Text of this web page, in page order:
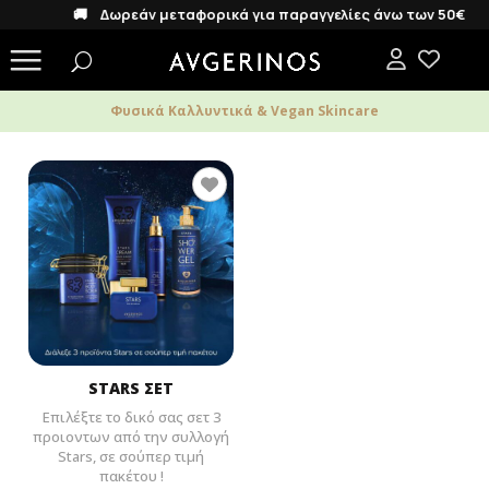
🚚 Δωρεάν μεταφορικά για παραγγελίες άνω των 50€
Φυσικά Καλλυντικά & Vegan Skincare
STARS ΣΕΤ
Επιλέξτε το δικό σας σετ 3
προιοντων από την συλλογή
Stars, σε σούπερ τιμή
πακέτου !